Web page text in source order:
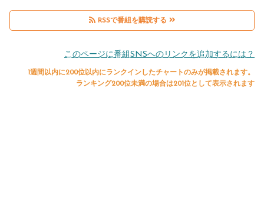
RSSで番組を購読する
このページに番組SNSへのリンクを追加するには？
1週間以内に200位以内にランクインしたチャートのみが掲載されます。
ランキング200位未満の場合は201位として表示されます